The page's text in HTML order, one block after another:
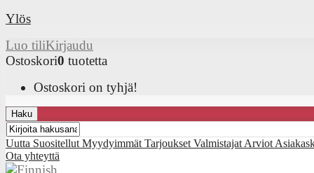
Ylös
Luo tiliKirjaudu
Ostoskori0 tuotetta
Ostoskori on tyhjä!
Haku
Uutta Suositellut Myydyimmät Tarjoukset Valmistajat Arviot
Ota yhteyttä